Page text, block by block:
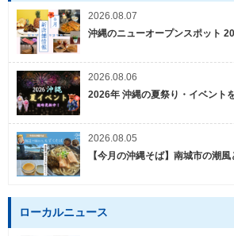
2026.08.07
沖縄のニューオープンスポット
2026.08.06
2026年 沖縄の夏祭り・イベント
2026.08.05
【今月の沖縄そば】南城市の潮
ローカルニュース